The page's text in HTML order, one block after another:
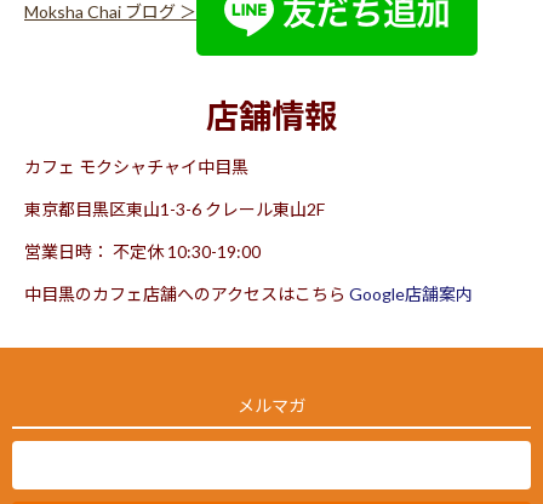
Moksha Chai ブログ ＞
店舗情報
カフェ モクシャチャイ中目黒
東京都目黒区東山1-3-6 クレール東山2F
営業日時： 不定休 10:30-19:00
中目黒のカフェ店舗へのアクセスはこちら Google店舗案内
メルマガ